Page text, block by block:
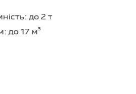
до 2 т
до 17 м³